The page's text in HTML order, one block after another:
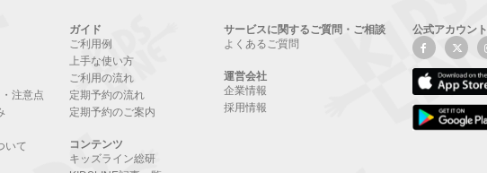
注意点
いて
ガイド
ご利用例
上手な使い方
ご利用の流れ
定期予約の流れ
定期予約のご案内
コンテンツ
キッズライン総研
サービスに関するご質問・ご相談
よくあるご質問
運営会社
企業情報
採用情報
公式アカウント